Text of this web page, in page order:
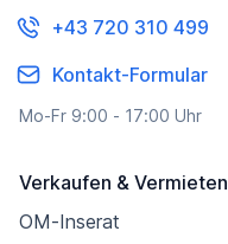
+43 720 310 499
Kontakt-Formular
Mo-Fr 9:00 - 17:00 Uhr
Verkaufen & Vermieten
OM-Inserat